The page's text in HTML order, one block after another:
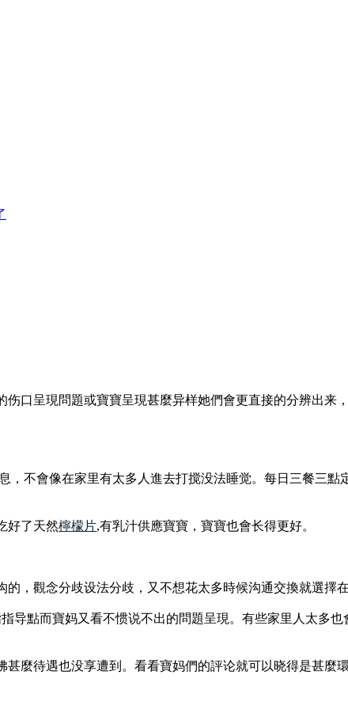
口呈現問題或寶寶呈現甚麼异样她們會更直接的分辨出来
，不會像在家里有太多人進去打搅没法睡觉。每日三餐三點
好了天然檸檬片,有乳汁供應寶寶，寶寶也會长得更好。
，觀念分歧设法分歧，又不想花太多時候沟通交換就選擇
导點而寶妈又看不惯说不出的問題呈現。有些家里人太多
麼待遇也没享遭到。看看寶妈們的評论就可以晓得是甚